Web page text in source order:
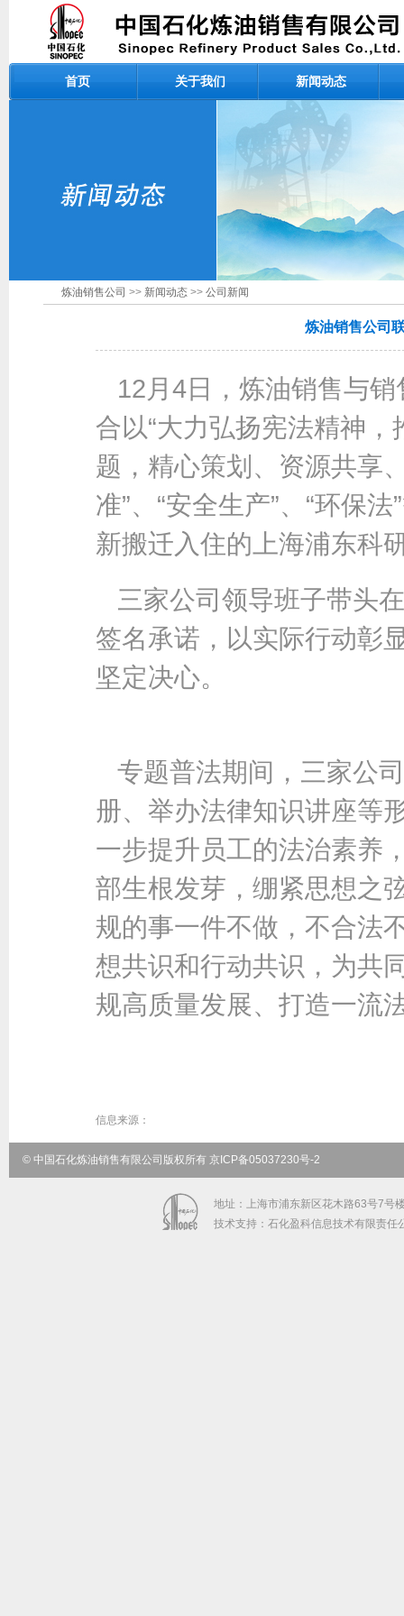
首页 关于我们 新闻动态
炼油销售公司 >> 新闻动态 >> 公司新闻
炼油销售公司
12月4日，炼油销售与
合以“大力弘扬宪法精神
题，精心策划、资源共享
准”、“安全生产”、“环保
新搬迁入住的上海浦东科
三家公司领导班子带头
签名承诺，以实际行动彰
坚定决心。
专题普法期间，三家公
册、举办法律知识讲座等
一步提升员工的法治素养
部生根发芽，绷紧思想之
规的事一件不做，不合法
想共识和行动共识，为共
规高质量发展、打造一流
信息来源：
© 中国石化炼油销售有限公司版权所有 京ICP备05037230号-2
地址：上海市浦东新区花木路63号7
技术支持：石化盈科信息技术有限责任